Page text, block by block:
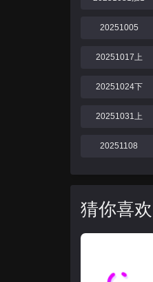
20251005
20251017上
20251024下
20251031上
20251108
猜你喜欢